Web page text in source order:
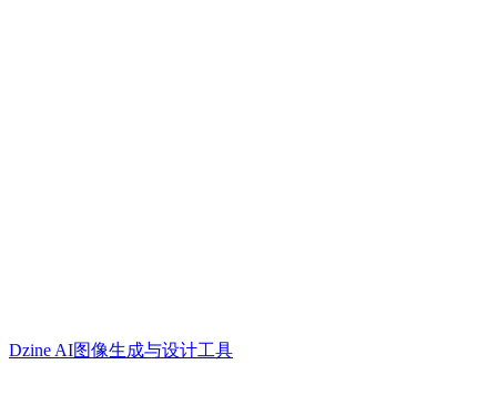
Dzine AI图像生成与设计工具